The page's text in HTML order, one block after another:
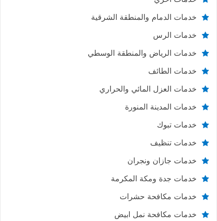
خدمات الدمام والمنطقة الشرقية
خدمات الرس
خدمات الرياض والمنطقة الوسطي
خدمات الطائف
خدمات العزل المائي والحراري
خدمات المدينة المنورة
خدمات تبوك
خدمات تنظيف
خدمات جازان ونجران
خدمات جدة ومكة المكرمة
خدمات مكافحة حشرات
خدمات مكافحة نمل ابيض